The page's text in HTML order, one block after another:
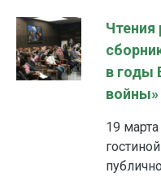
Чтения
в годы
войны»
19